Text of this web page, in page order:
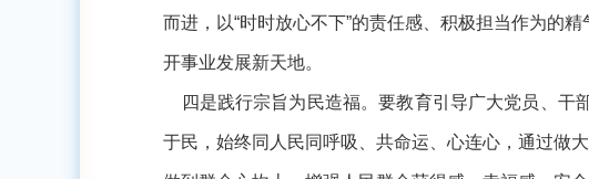
而进，以“时时放心不下”的责任感、积极担当作为的
开事业发展新天地。
四是践行宗旨为民造福。要教育引导广大党员、干
于民，始终同人民同呼吸、共命运、心连心，通过做大